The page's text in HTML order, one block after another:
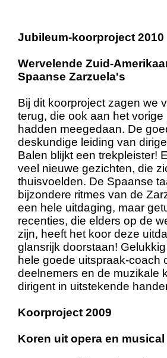
Jubileum-koorproject 2010
Wervelende Zuid-
Spaanse Zarzuela's
Bij dit koorproject zagen we
terug, die ook aan het vorige
hadden meegedaan. De
deskundige leiding van
Balen blijkt een trekpleister!
veel nieuwe gezichten, die
thuisvoelden. De Spaanse
bijzondere ritmes van de
een hele uitdaging, maar
recenties, die elders op de
zijn, heeft het koor deze
glansrijk doorstaan!
hele goede uitspraak-coach
deelnemers en de muzikale
dirigent in uitstekende
Koorproject 2009
Koren uit opera en musical